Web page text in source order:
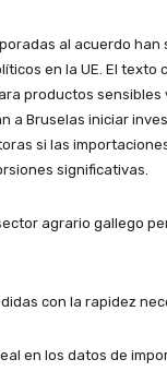
al acuerdo han
en la UE. El texto
productos sensibles
a Bruselas iniciar
si las
significativas.
agrario gallego
con la rapidez
en los datos de